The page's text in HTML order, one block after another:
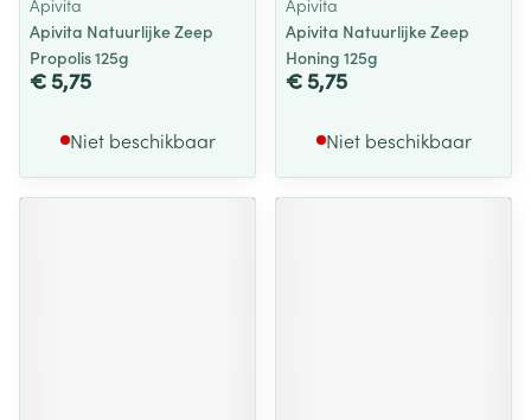
Apivita
Apivita Natuurlijke Zeep
Propolis 125g
€ 5,75
Niet beschikbaar
Apivita
Apivita Natuurlijke Zeep
Honing 125g
€ 5,75
Niet beschikbaar